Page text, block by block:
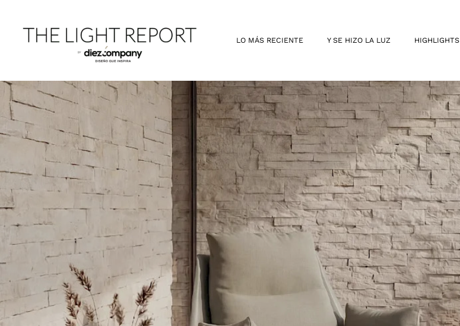
contenido
LO MÁS RECIENTE Y SE HIZO LA LUZ HIGHLIGHTS